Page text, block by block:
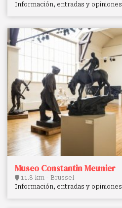
Información, entradas y opiniones
Museo Constantin Meunier
11.8 km - Brussel
Información, entradas y opiniones